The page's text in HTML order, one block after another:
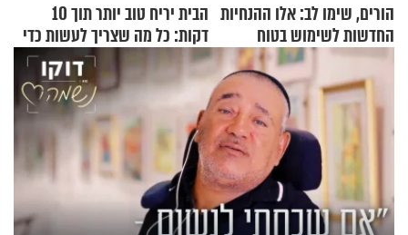
הורים, שימו לב: אלו ההנחיות
החדשות לשימוש בטוח
בסקווישי לאחר מקרי אשפוז
הבית יריח טוב יותר תוך 10
דקות: כל מה שצריך לעשות כדי
לרענן את הבית